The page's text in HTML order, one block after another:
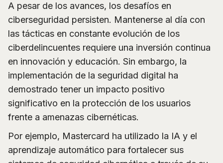
A pesar de los avances, los desafíos en
ciberseguridad persisten. Mantenerse al día con
las tácticas en constante evolución de los
ciberdelincuentes requiere una inversión continua
en innovación y educación. Sin embargo, la
implementación de la seguridad digital ha
demostrado tener un impacto positivo
significativo en la protección de los usuarios
frente a amenazas cibernéticas.
Por ejemplo, Mastercard ha utilizado la IA y el
aprendizaje automático para fortalecer sus